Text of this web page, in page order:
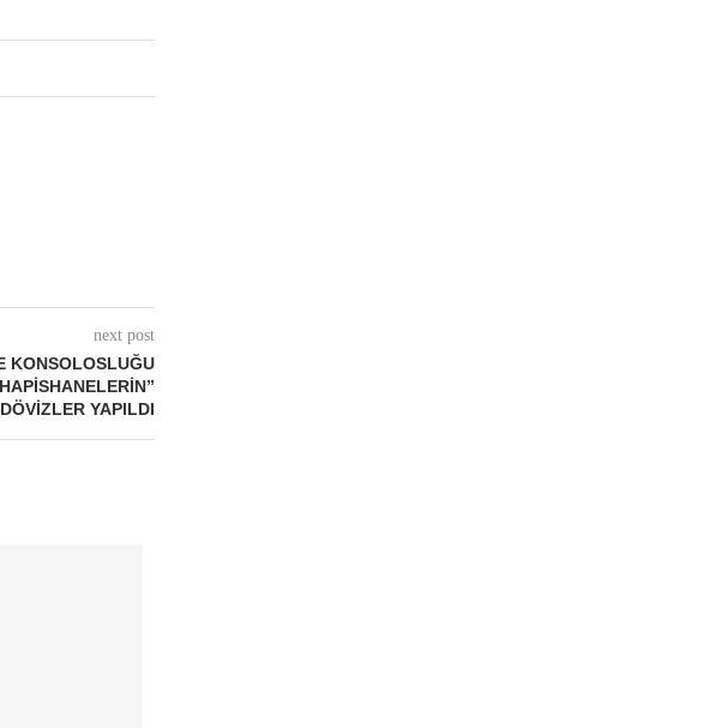
next post
KONSOLOSLUĞU
YAPILDI